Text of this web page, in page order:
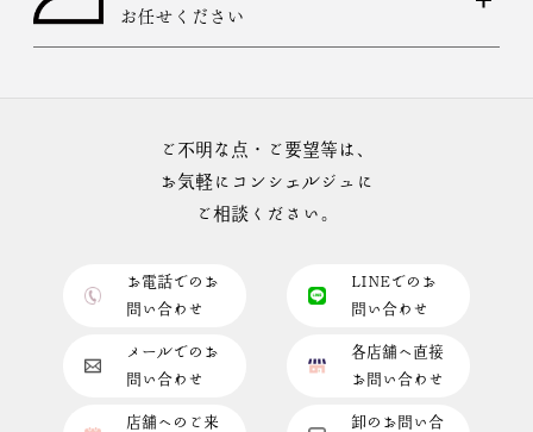
お任せください
ご不明な点・ご要望等は、
お気軽にコンシェルジュに
ご相談ください。
お電話でのお
問い合わせ
LINEでのお
問い合わせ
メールでのお
問い合わせ
各店舗へ直接
お問い合わせ
店舗へのご来
卸のお問い合